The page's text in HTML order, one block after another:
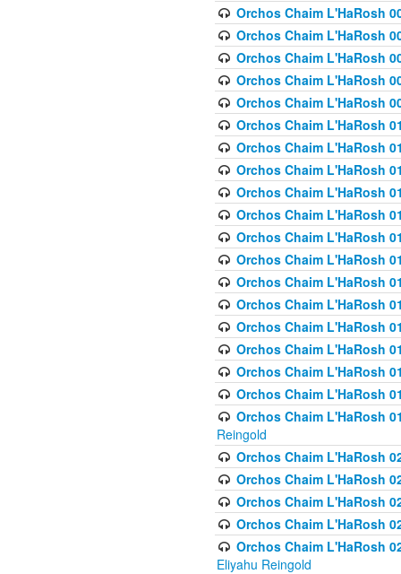
Orchos Chaim L'HaRosh
Orchos Chaim L'HaRosh
Orchos Chaim L'HaRosh
Orchos Chaim L'HaRosh
Orchos Chaim L'HaRosh
Orchos Chaim L'HaRosh
Orchos Chaim L'HaRosh
Orchos Chaim L'HaRosh
Orchos Chaim L'HaRosh
Orchos Chaim L'HaRosh
Orchos Chaim L'HaRosh
Orchos Chaim L'HaRosh
Orchos Chaim L'HaRosh
Orchos Chaim L'HaRosh
Orchos Chaim L'HaRosh
Orchos Chaim L'HaRosh
Orchos Chaim L'HaRosh
Orchos Chaim L'HaRosh
Orchos Chaim L'HaRosh
Reingold
Orchos Chaim L'HaRosh
Orchos Chaim L'HaRosh
Orchos Chaim L'HaRosh
Orchos Chaim L'HaRosh
Orchos Chaim L'HaRosh
Eliyahu Reingold